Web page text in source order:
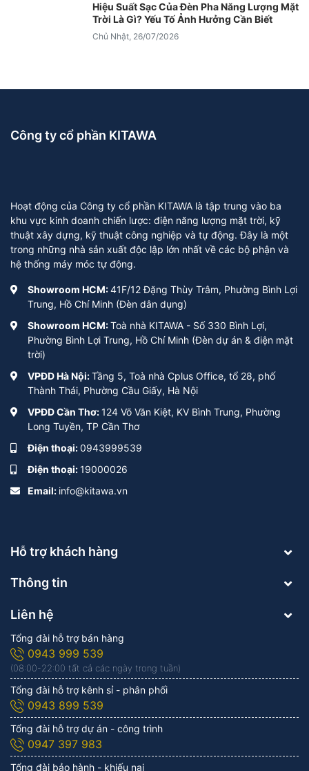
Hiệu Suất Sạc Của Đèn Pha Năng Lượng Mặt
Trời Là Gì? Yếu Tố Ảnh Hưởng Cần Biết
Chủ Nhật, 26/07/2026
Công ty cổ phần KITAWA
Hoạt động của Công ty cổ phần KITAWA là tập trung vào ba
khu vực kinh doanh chiến lược: điện năng lượng mặt trời, kỹ
thuật xây dựng, kỹ thuật công nghiệp và tự động. Đây là một
trong những nhà sản xuất độc lập lớn nhất về các bộ phận và
hệ thống máy móc tự động.
Showroom HCM:41F/12 Đặng Thùy Trâm, Phường Bình Lợi
Trung, Hồ Chí Minh (Đèn dân dụng)
Showroom HCM:Toà nhà KITAWA - Số 330 Bình Lợi,
Phường Bình Lợi Trung, Hồ Chí Minh (Đèn dự án & điện mặt
trời)
VPĐD Hà Nội:Tầng 5, Toà nhà Cplus Office, tổ 28, phố
Thành Thái, Phường Cầu Giấy, Hà Nội
VPĐD Cần Thơ:124 Võ Văn Kiệt, KV Bình Trung, Phường
Long Tuyền, TP Cần Thơ
Điện thoại:0943999539
Điện thoại:19000026
Email: info@kitawa.vn
Hỗ trợ khách hàng
Thông tin
Liên hệ
Tổng đài hỗ trợ bán hàng
0943 999 539
(08:00-22:00 tất cả các ngày trong tuần)
Tổng đài hỗ trợ kênh sỉ - phân phối
0943 899 539
Tổng đài hỗ trợ dự án - công trình
0947 397 983
Tổng đài bảo hành - khiếu nại